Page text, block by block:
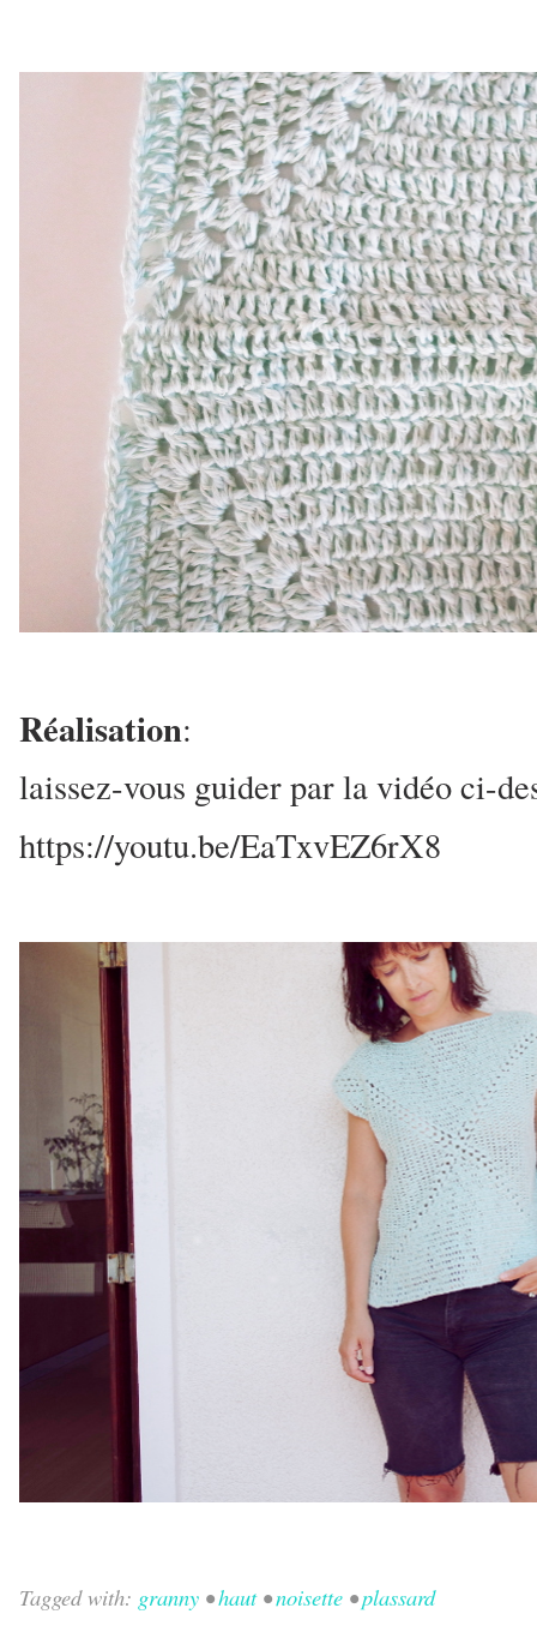
Réalisation:
laissez-vous guider par la vidéo ci-
https://youtu.be/EaTxvEZ6rX8
Tagged with: granny •haut•noisette •plassard